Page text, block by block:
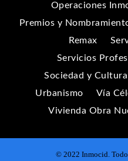
Operaciones
Premios y
Remax
Servicios
Sociedad y Cultura
Urbanismo
Vía
Vivienda Obra
© 2022 Inmocid.